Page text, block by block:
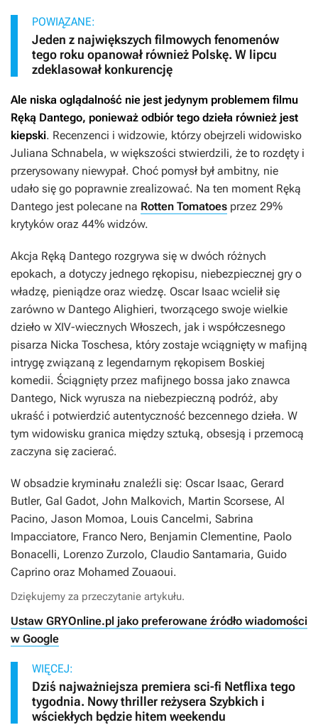
POWIĄZANE:
Jeden z największych filmowych fenomenów
tego roku opanował również Polskę. W lipcu
zdeklasował konkurencję
Ale niska oglądalność nie jest jedynym problemem filmu
Ręką Dantego, ponieważ odbiór tego dzieła również jest
kiepski. Recenzenci i widzowie, którzy obejrzeli widowisko
Juliana Schnabela, w większości stwierdzili, że to rozdęty i
przerysowany niewypał. Choć pomysł był ambitny, nie
udało się go poprawnie zrealizować. Na ten moment Ręką
Dantego jest polecane na Rotten Tomatoes przez 29%
krytyków oraz 44% widzów.
Akcja Ręką Dantego rozgrywa się w dwóch różnych
epokach, a dotyczy jednego rękopisu, niebezpiecznej gry o
władzę, pieniądze oraz wiedzę. Oscar Isaac wcielił się
zarówno w Dantego Alighieri, tworzącego swoje wielkie
dzieło w XIV-wiecznych Włoszech, jak i współczesnego
pisarza Nicka Toschesa, który zostaje wciągnięty w mafijną
intrygę związaną z legendarnym rękopisem Boskiej
komedii. Ściągnięty przez mafijnego bossa jako znawca
Dantego, Nick wyrusza na niebezpieczną podróż, aby
ukraść i potwierdzić autentyczność bezcennego dzieła. W
tym widowisku granica między sztuką, obsesją i przemocą
zaczyna się zacierać.
W obsadzie kryminału znaleźli się: Oscar Isaac, Gerard
Butler, Gal Gadot, John Malkovich, Martin Scorsese, Al
Pacino, Jason Momoa, Louis Cancelmi, Sabrina
Impacciatore, Franco Nero, Benjamin Clementine, Paolo
Bonacelli, Lorenzo Zurzolo, Claudio Santamaria, Guido
Caprino oraz Mohamed Zouaoui.
Dziękujemy za przeczytanie artykułu.
Ustaw GRYOnline.pl jako preferowane źródło wiadomości
w Google
WIĘCEJ:
Dziś najważniejsza premiera sci-fi Netflixa tego
tygodnia. Nowy thriller reżysera Szybkich i
wściekłych będzie hitem weekendu